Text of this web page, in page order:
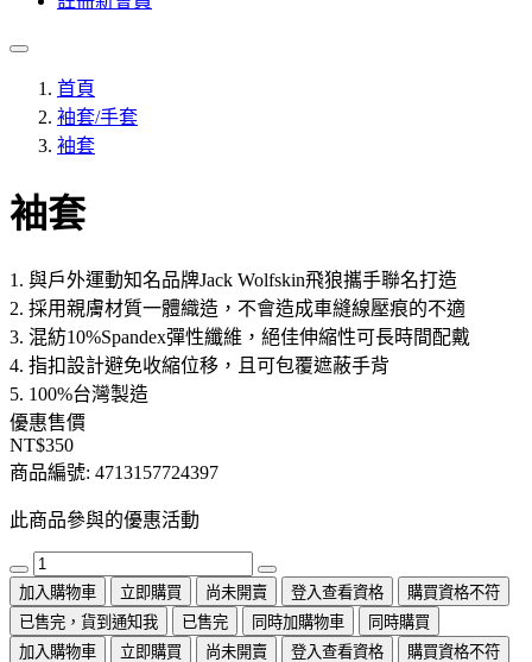
首頁
袖套/手套
袖套
袖套
1. 與戶外運動知名品牌Jack Wolfskin飛狼攜手聯名打造
2. 採用親膚材質一體織造，不會造成車縫線壓痕的不適
3. 混紡10%Spandex彈性纖維，絕佳伸縮性可長時間配戴
4. 指扣設計避免收縮位移，且可包覆遮蔽手背
5. 100%台灣製造
優惠售價
NT$350
商品編號: 4713157724397
此商品參與的優惠活動
加入購物車 立即購買 尚未開賣 登入查看資格
購買資格不符
已售完，貨到通知我
已售完 同時加購物車
同時購買
加入購物車
立即購買 尚未開賣 登入查看資格
購買資格不符